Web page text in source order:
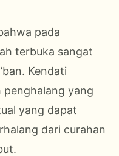
pada
terbuka sangat
Kendati
penghalang yang
yang dapat
dari curahan